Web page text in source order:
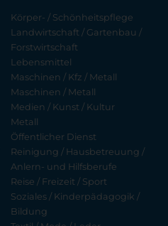
Körper- / Schönheitspflege
Landwirtschaft / Gartenbau /
Forstwirtschaft
Lebensmittel
Maschinen / Kfz / Metall
Maschinen / Metall
Medien / Kunst / Kultur
Metall
Öffentlicher Dienst
Reinigung / Hausbetreuung /
Anlern- und Hilfsberufe
Reise / Freizeit / Sport
Soziales / Kinderpädagogik /
Bildung